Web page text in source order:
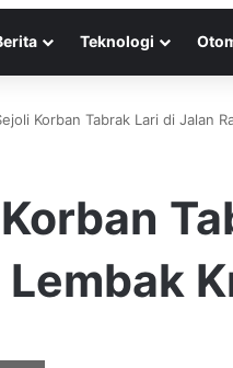
Teknologi
Korban Tabrak Lari di Jalan
Lembak